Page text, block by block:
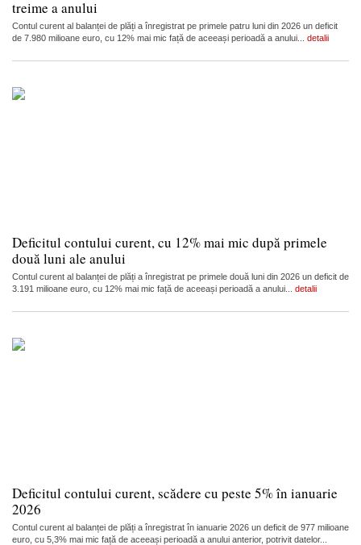
treime a anului
Contul curent al balanței de plăți a înregistrat pe primele patru luni din 2026 un deficit
de 7.980 milioane euro, cu 12% mai mic față de aceeași perioadă a anului... detalii
Deficitul contului curent, cu 12% mai mic după primele
două luni ale anului
Contul curent al balanței de plăți a înregistrat pe primele două luni din 2026 un deficit de
3.191 milioane euro, cu 12% mai mic față de aceeași perioadă a anului... detalii
Deficitul contului curent, scădere cu peste 5% în ianuarie
2026
Contul curent al balanței de plăți a înregistrat în ianuarie 2026 un deficit de 977 milioane
euro, cu 5,3% mai mic față de aceeași perioadă a anului anterior, potrivit datelor...